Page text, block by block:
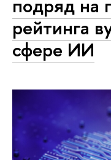
подряд на
рейтинга
сфере ИИ